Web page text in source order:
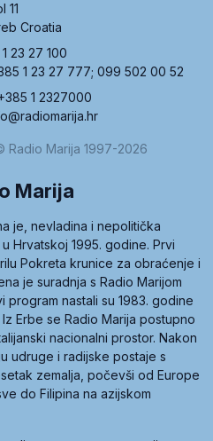
11
Croatia
23 27 100
1 23 27 777; 099 502 00 52
1 2327000
Radio Marija 1997-2026
Marija
je, nevladina i nepolitička
Hrvatskoj 1995. godine. Prvi
Pokreta krunice za obraćenje i
je suradnja s Radio Marijom
program nastali su 1983. godine
Erbe se Radio Marija postupno
nacionalni prostor. Nakon
udruge i radijske postaje s
zemalja, počevši od Europe
do Filipina na azijskom